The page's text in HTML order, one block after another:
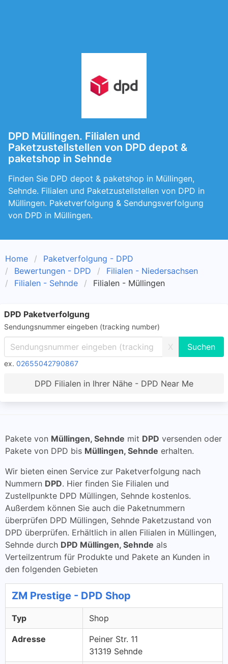
DPD Müllingen. Filialen und
Paketzustellstellen von DPD depot &
paketshop in Sehnde
Finden Sie DPD depot & paketshop in Müllingen,
Sehnde. Filialen und Paketzustellstellen von DPD in
Müllingen. Paketverfolgung & Sendungsverfolgung
von DPD in Müllingen.
Home
Paketverfolgung - DPD
Bewertungen - DPD
Filialen - Niedersachsen
Filialen - Sehnde
Filialen - Müllingen
DPD Paketverfolgung
Sendungsnummer eingeben (tracking number)
X
ex. 02655042790867
DPD Filialen in Ihrer Nähe - DPD Near Me
Pakete von Müllingen, Sehnde mit DPD versenden oder
Pakete von DPD bis Müllingen, Sehnde erhalten.
Wir bieten einen Service zur Paketverfolgung nach
Nummern DPD. Hier finden Sie Filialen und
Zustellpunkte DPD Müllingen, Sehnde kostenlos.
Außerdem können Sie auch die Paketnummern
überprüfen DPD Müllingen, Sehnde Paketzustand von
DPD überprüfen. Erhältlich in allen Filialen in Müllingen,
Sehnde durch DPD Müllingen, Sehnde als
Verteilzentrum für Produkte und Pakete an Kunden in
den folgenden Gebieten
ZM Prestige - DPD Shop
Typ Shop
Adresse
Peiner Str. 11
31319 Sehnde